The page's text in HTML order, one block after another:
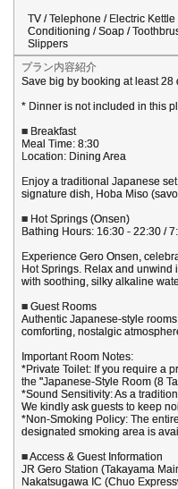
TV / Telephone / Electric
Conditioning / Soap /
Slippers
プラン内容紹介
Save big by booking at least 28
* Dinner is not included in this
■ Breakfast
Meal Time: 8:30
Location: Dining Area
Enjoy a traditional Japanese
signature dish, Hoba Miso
■ Hot Springs (Onsen)
Bathing Hours: 16:30 - 22:30 /
Experience Gero Onsen,
Hot Springs. Relax and unwind
with soothing, silky alkaline
■ Guest Rooms
Authentic Japanese-style
comforting, nostalgic
Important Room Notes:
*Private Toilet: If you require a
the "Japanese-Style Room (8
*Sound Sensitivity: As a
We kindly ask guests to keep
*Non-Smoking Policy: The
designated smoking area is
■ Access & Guest Information
JR Gero Station (Takayama
Nakatsugawa IC (Chuo